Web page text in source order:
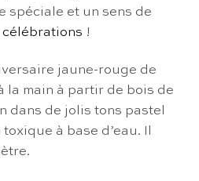
spéciale et un sens de
célébrations !
jaune-rouge de
la main à partir de bois de
dans de jolis tons pastel
à base d’eau. Il